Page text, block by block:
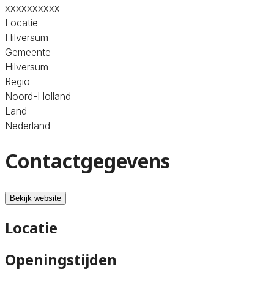
xxxxxxxxxx
Locatie
Hilversum
Gemeente
Hilversum
Regio
Noord-Holland
Land
Nederland
Contactgegevens
Bekijk website
Locatie
Openingstijden